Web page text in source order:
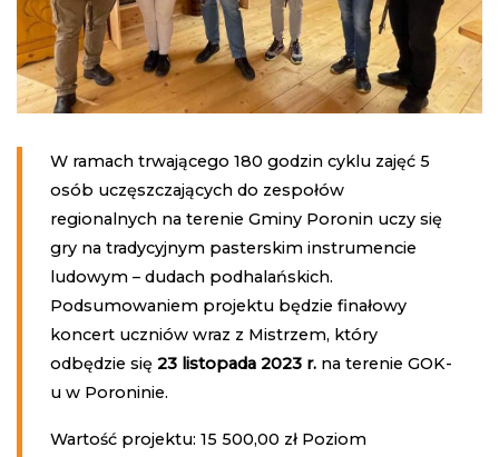
W ramach trwającego 180 godzin cyklu zajęć 5
osób uczęszczających do zespołów
regionalnych na terenie Gminy Poronin uczy się
gry na tradycyjnym pasterskim instrumencie
ludowym – dudach podhalańskich.
Podsumowaniem projektu będzie finałowy
koncert uczniów wraz z Mistrzem, który
odbędzie się 23 listopada 2023 r.na terenie GOK-
u w Poroninie.
Wartość projektu: 15 500,00 zł Poziom